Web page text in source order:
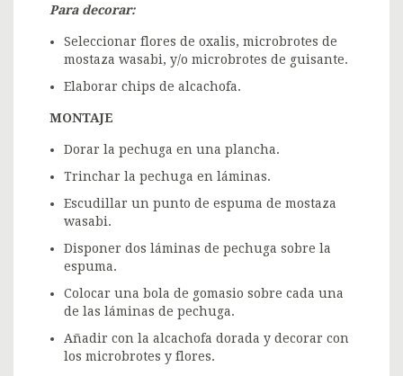
Para decorar:
Seleccionar flores de oxalis, microbrotes de
mostaza wasabi, y/o microbrotes de guisante.
Elaborar chips de alcachofa.
MONTAJE
Dorar la pechuga en una plancha.
Trinchar la pechuga en láminas.
Escudillar un punto de espuma de mostaza
wasabi.
Disponer dos láminas de pechuga sobre la
espuma.
Colocar una bola de gomasio sobre cada una
de las láminas de pechuga.
Añadir con la alcachofa dorada y decorar con
los microbrotes y flores.